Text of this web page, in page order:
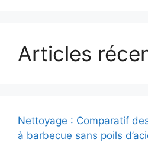
Articles
Nettoyage : Comparatif
à barbecue sans poils